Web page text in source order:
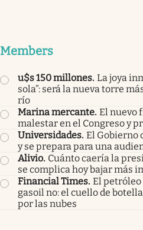
Members
u$s 150 millones. La joya
sola”: será la nueva torre
río
Marina mercante. El nuevo
malestar en el Congreso y
Universidades. El Gobierno
y se prepara para una
Alivio. Cuánto caería la
se complica hoy bajar más
Financial Times. El petróleo
gasoil no: el cuello de
por las nubes